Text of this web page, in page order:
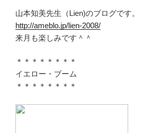
山本知美先生（Lien)のブログです。
http://ameblo.jp/lien-2008/
来月も楽しみです＾＾
＊＊＊＊＊＊＊＊
イエロー・ブーム
＊＊＊＊＊＊＊＊